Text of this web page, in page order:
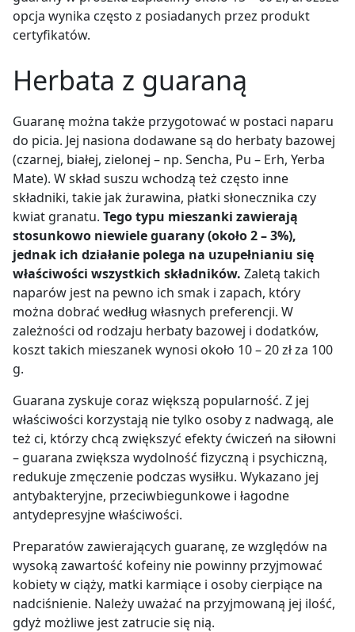
opcja wynika często z posiadanych przez produkt
certyfikatów.
Herbata z guaraną
Guaranę można także przygotować w postaci naparu
do picia. Jej nasiona dodawane są do herbaty bazowej
(czarnej, białej, zielonej – np. Sencha, Pu – Erh, Yerba
Mate). W skład suszu wchodzą też często inne
składniki, takie jak żurawina, płatki słonecznika czy
kwiat granatu. Tego typu mieszanki zawierają
stosunkowo niewiele guarany (około 2 – 3%),
jednak ich działanie polega na uzupełnianiu się
właściwości wszystkich składników. Zaletą takich
naparów jest na pewno ich smak i zapach, który
można dobrać według własnych preferencji. W
zależności od rodzaju herbaty bazowej i dodatków,
koszt takich mieszanek wynosi około 10 – 20 zł za 100
g.
Guarana zyskuje coraz większą popularność. Z jej
właściwości korzystają nie tylko osoby z nadwagą, ale
też ci, którzy chcą zwiększyć efekty ćwiczeń na siłowni
– guarana zwiększa wydolność fizyczną i psychiczną,
redukuje zmęczenie podczas wysiłku. Wykazano jej
antybakteryjne, przeciwbiegunkowe i łagodne
antydepresyjne właściwości.
Preparatów zawierających guaranę, ze względów na
wysoką zawartość kofeiny nie powinny przyjmować
kobiety w ciąży, matki karmiące i osoby cierpiące na
nadciśnienie. Należy uważać na przyjmowaną jej ilość,
gdyż możliwe jest zatrucie się nią.